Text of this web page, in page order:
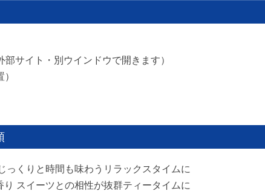
部サイト・別ウインドウで開きます）
っくりと時間も味わうリラックスタイムに
り スイーツとの相性が抜群ティータイムに